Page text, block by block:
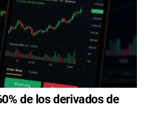
de los derivados de